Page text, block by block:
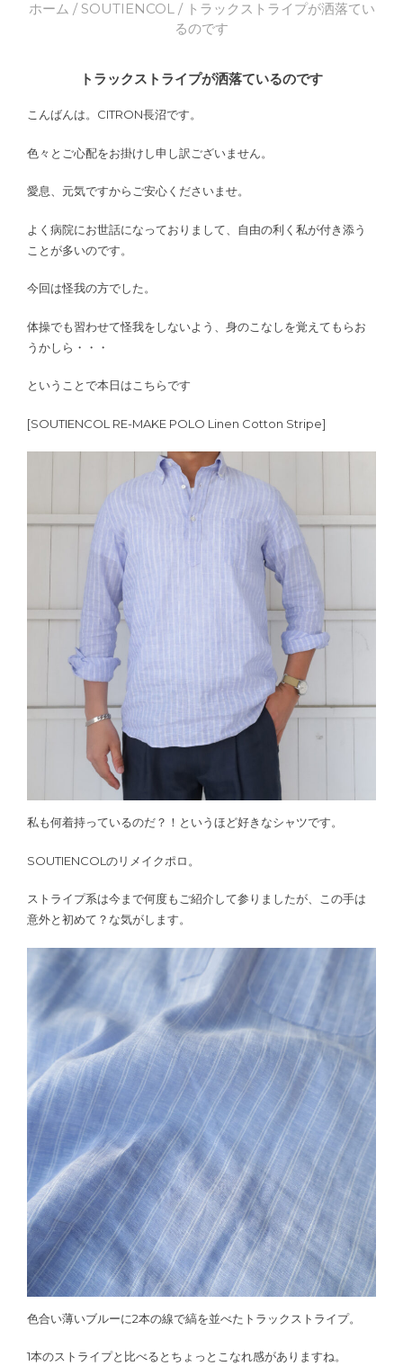
ホーム / SOUTIENCOL/ トラックストライプが洒落てい
るのです
トラックストライプが洒落ているのです
こんばんは。CITRON長沼です。
色々とご心配をお掛けし申し訳ございません。
愛息、元気ですからご安心くださいませ。
よく病院にお世話になっておりまして、自由の利く私が付き添う
ことが多いのです。
今回は怪我の方でした。
体操でも習わせて怪我をしないよう、身のこなしを覚えてもらお
うかしら・・・
ということで本日はこちらです
[SOUTIENCOL RE-MAKE POLO Linen Cotton Stripe]
私も何着持っているのだ？！というほど好きなシャツです。
SOUTIENCOLのリメイクポロ。
ストライプ系は今まで何度もご紹介して参りましたが、この手は
意外と初めて？な気がします。
色合い薄いブルーに2本の線で縞を並べたトラックストライプ。
1本のストライプと比べるとちょっとこなれ感がありますね。